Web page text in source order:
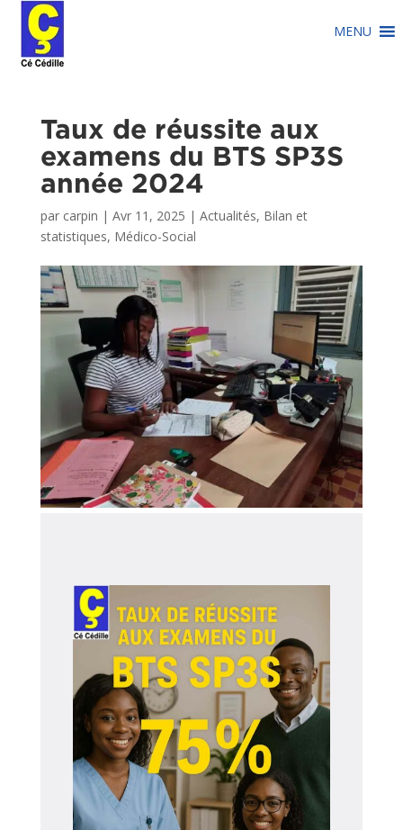
MENU
Taux de réussite aux
examens du BTS SP3S
année 2024
par carpin | Avr 11, 2025 | Actualités, Bilan et
statistiques, Médico-Social